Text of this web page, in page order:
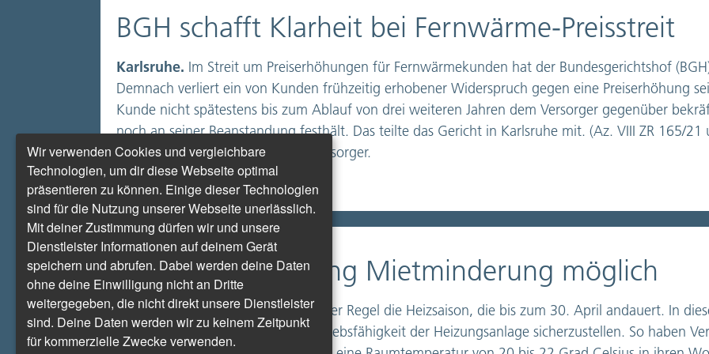
BGH schafft Klarheit bei Fernwärme-Preisstreit
Karlsruhe. Im Streit um Preiserhöhungen für Fernwärmekunden hat der Bundesgerichtshof
Demnach verliert ein von Kunden frühzeitig erhobener Widerspruch gegen eine Preiserhöhung
Kunde nicht spätestens bis zum Ablauf von drei weiteren Jahren dem Versorger gegenüber
noch an seiner Beanstandung festhält. Das teilte das Gericht in Karlsruhe mit. (Az. VIII ZR 165/
Kunden gegen ihren Fernwärmeversorger.
Bei kalter Wohnung Mietminderung möglich
Berlin. Am 1. Oktober begann in der Regel die Heizsaison, die bis zum 30. April andauert. In
Hausverwalter verpflichtet, die Betriebsfähigkeit der Heizungsanlage sicherzustellen. So haben
Wir verwenden Cookies und vergleichbare
Technologien, um dir diese Webseite optimal
präsentieren zu können. Einige dieser Technologien
sind für die Nutzung unserer Webseite unerlässlich.
Mit deiner Zustimmung dürfen wir und unsere
Dienstleister Informationen auf deinem Gerät
speichern und abrufen. Dabei werden deine Daten
ohne deine Einwilligung nicht an Dritte
weitergegeben, die nicht direkt unsere Dienstleister
sind. Deine Daten werden wir zu keinem Zeitpunkt
für kommerzielle Zwecke verwenden.